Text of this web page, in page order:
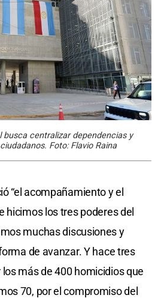
busca centralizar dependencias y
Foto: Flavio Raina
“el acompañamiento y el
hicimos los tres poderes del
muchas discusiones y
de avanzar. Y hace tres
más de 400 homicidios que
70, por el compromiso del